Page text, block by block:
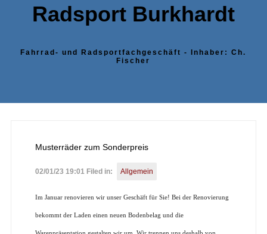
Radsport Burkhardt
Fahrrad- und Radsportfachgeschäft - Inhaber: Ch.
Fischer
Musterräder zum Sonderpreis
02/01/23 19:01 Filed in: Allgemein
Im Januar renovieren wir unser Geschäft für Sie! Bei der Renovierung
bekommt der Laden einen neuen Bodenbelag und die